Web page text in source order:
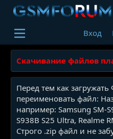
Вход
Скачивание файлов
Перед тем как
переименовать файл:
например: Samsung SM-
S938B S25 Ultra, Realme
Строго .zip файл и не